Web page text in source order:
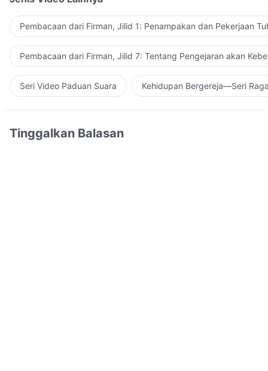
Pembacaan dari Firman, Jilid 1: Penampakan dan Pekerjaan
Pembacaan dari Firman, Jilid 7: Tentang Pengejaran akan
Seri Video Paduan Suara Kehidupan Bergereja—Seri
Tinggalkan Balasan